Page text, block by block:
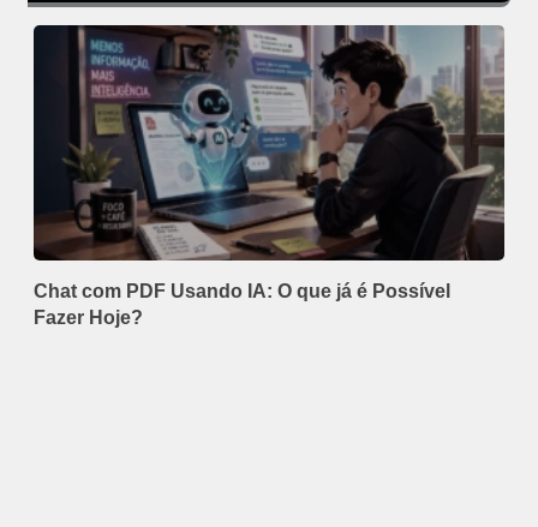
Chat com PDF Usando IA: O que já é Possível
Fazer Hoje?